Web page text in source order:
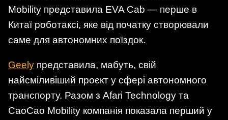
Mobility представила EVA Cab — перше в
Китаї роботаксі, яке від початку створювали
саме для автономних поїздок.
Geely представила, мабуть, свій
найсміливіший проєкт у сфері автономного
транспорту. Разом з Afari Technology та
CaoCao Mobility компанія показала перший у